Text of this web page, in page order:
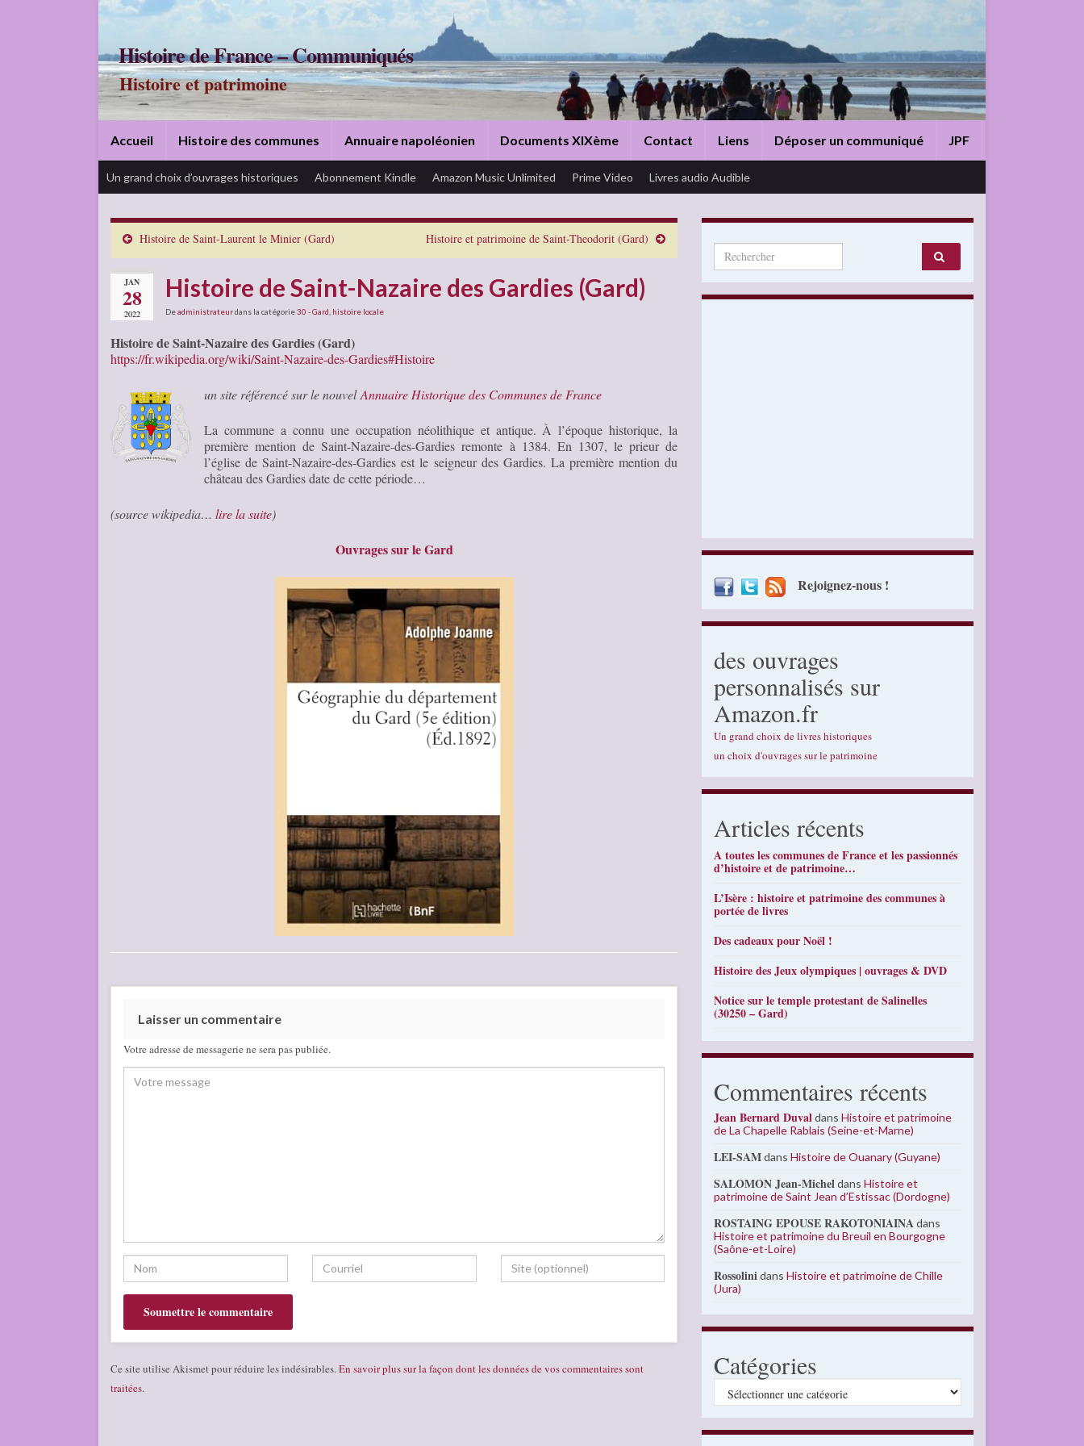
Histoire de France – Communiqués
Histoire et patrimoine
Accueil Histoire des communes Annuaire napoléonien Documents XIXème Contact Liens Déposer un communiqué JPF
Un grand choix d’ouvrages historiques Abonnement Kindle Amazon Music Unlimited Prime Video Livres audio Audible
Histoire de Saint-Laurent le Minier (Gard) Histoire et patrimoine de Saint-Theodorit (Gard)
JAN
28
2022
Histoire de Saint-Nazaire des Gardies (Gard)
Deadministrateurdans la catégorie30 - Gard histoire locale
Histoire de Saint-Nazaire des Gardies (Gard)
https://fr.wikipedia.org/wiki/Saint-Nazaire-des-Gardies#Histoire
un site référencé sur le nouvelAnnuaire Historique des Communes de France
La commune a connu une occupation néolithique et antique. À l’époque historique, la
première mention de Saint-Nazaire-des-Gardies remonte à 1384. En 1307, le prieur de
l’église de Saint-Nazaire-des-Gardies est le seigneur des Gardies. La première mention du
château des Gardies date de cette période…
(source wikipedia… lire la suite)
Ouvrages sur le Gard
Laisser un commentaire
Votre adresse de messagerie ne sera pas publiée.
Ce site utilise Akismet pour réduire les indésirables. En savoir plus sur la façon dont les données de vos commentaires sont
traitées.
Search for:
Rejoignez-nous !
des ouvrages
personnalisés sur
Amazon.fr
Un grand choix de livres historiques
un choix d'ouvrages sur le patrimoine
Articles récents
A toutes les communes de France et les passionnés
d’histoire et de patrimoine…
L’Isère : histoire et patrimoine des communes à
portée de livres
Des cadeaux pour Noël !
Histoire des Jeux olympiques | ouvrages & DVD
Notice sur le temple protestant de Salinelles
(30250 – Gard)
Commentaires récents
Jean Bernard DuvaldansHistoire et patrimoine
de La Chapelle Rablais (Seine-et-Marne)
LEI-SAMdansHistoire de Ouanary (Guyane)
SALOMON Jean-MicheldansHistoire et
patrimoine de Saint Jean d’Estissac (Dordogne)
ROSTAING EPOUSE RAKOTONIAINAdans
Histoire et patrimoine du Breuil en Bourgogne
(Saône-et-Loire)
RossolinidansHistoire et patrimoine de Chille
(Jura)
Catégories
Catégories